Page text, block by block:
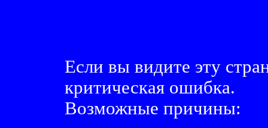
Если вы видите эту
критическая ошибка.
Возможные причины: